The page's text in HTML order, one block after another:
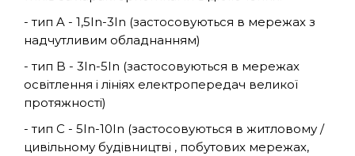
- тип A - 1,5In-3In (застосовуються в мережах з
надчутливим обладнанням)
- тип B - 3In-5In (застосовуються в мережах
освітлення і лініях електропередач великої
протяжності)
- тип C - 5In-10In (застосовуються в житловому /
цивільному будівництві , побутових мережах,